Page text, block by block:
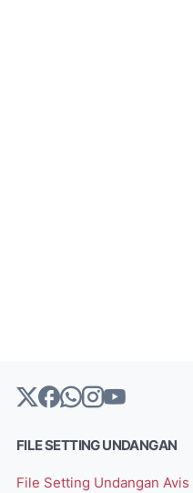
FILE SETTING UNDANGAN
File Setting Undangan Avis